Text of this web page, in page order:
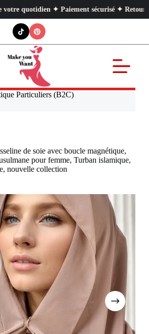
✦ Paiement sécurisé ✦ Retours faciles
Particuliers (B2C)
de soie avec boucle magnétique,
pour femme, Turban islamique,
nouvelle collection